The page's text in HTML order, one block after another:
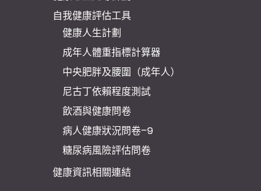
自我健康評估工具
健康人生計劃
成年人體重指標計算器
中央肥胖及腰圍（成年人）
尼古丁依賴程度測試
飲酒與健康問卷
病人健康狀況問卷–9
糖尿病風險評估問卷
健康資訊相關連結